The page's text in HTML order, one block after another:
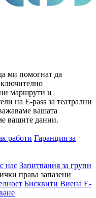
ми помогнат да
маршрути и
на E-pass за театрални
вашата
вашите данни.
работи Гаранция за
нас Запитвания за групи
права запазени
Бисквити Виена E-